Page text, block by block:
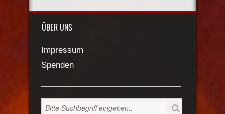
ÜBER UNS
Impressum
Spenden